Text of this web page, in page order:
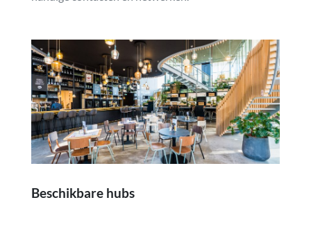
Beschikbare hubs